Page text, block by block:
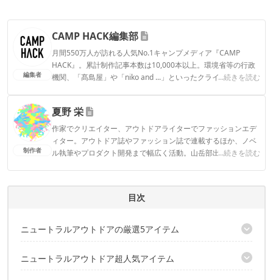
編集者
CAMP HACK編集部
月間550万人が訪れる人気No.1キャンプメディア『CAMP
HACK』。累計制作記事本数は10,000本以上。環境省等の行政
機関、「髙島屋」や「niko and ...」といったクライアントとの
...続きを読む
CAMP HACK編集部のプロフィール
制作者
夏野 栄
作家でクリエイター、アウトドアライターでファッションエデ
ィター。アウトドア誌やファッション誌で連載するほか、ノベ
ル執筆やプロダクト開発まで幅広く活動。山岳部出身、海育ち
...続きを読む
目次
ニュートラルアウトドアの厳選5アイテム
こんな人におすすめ！
ニュートラルアウトドア超人気アイテム